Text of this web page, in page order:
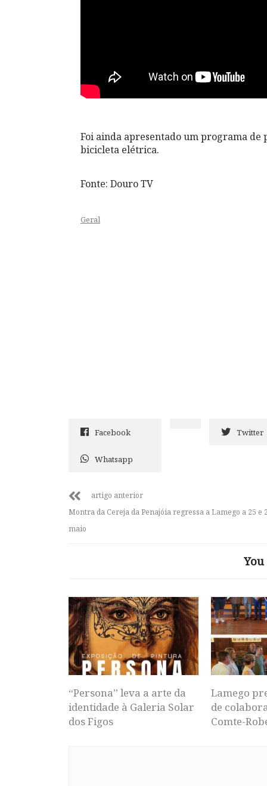
Foi ainda apresentado um programa de
bicicleta elétrica.
Fonte: Douro TV
Geral
Facebook Twitter
Whatsapp
artigo anterior
Montra da Cereja da Penajóia regressa a Lamego a 25 e
maio
“Persona” leva a arte da
identidade à Galeria Solar
dos Figos
Lamego
de
Comte-